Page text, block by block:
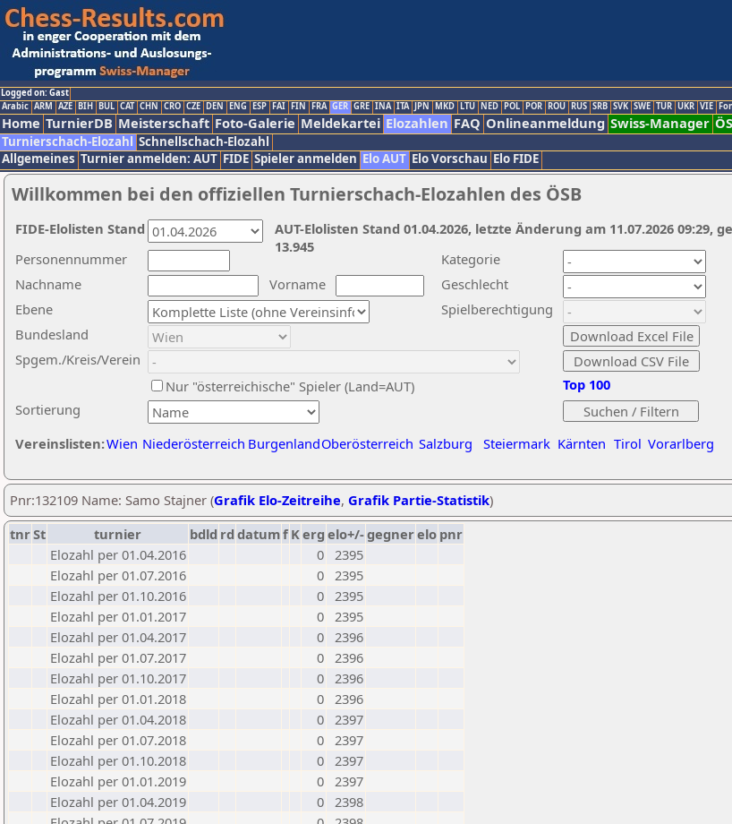
Logged on: Gast
Arabic ARM AZE BIH BUL CAT CHN CRO CZE DEN ENG ESP FAI FIN FRA GER GRE INA ITA JPN MKD LTU NED POL POR ROU RUS SRB SVK SWE TUR UKR VIE
Home TurnierDB Meisterschaft Foto-Galerie Meldekartei Elozahlen FAQ Onlineanmeldung Swiss-Manager
Turnierschach-Elozahl Schnellschach-Elozahl
Allgemeines Turnier anmelden: AUT FIDE Spieler anmelden Elo AUT Elo Vorschau Elo FIDE
Willkommen bei den offiziellen Turnierschach-Elozahlen des ÖSB
Nachname
Vorname
Ebene
Kategorie
Sortierung
Personennummer
Bundesland
Spgem./Kreis/Verein
Geschlecht
Nur "österreichische" Spieler (Land=AUT)
Spielberechtigung
Vereinslisten:Wien Niederösterreich BurgenlandOberösterreich Salzburg Steiermark Kärnten Tirol Vorarlberg
Top 100
AUT-Elolisten Stand 01.04.2026, letzte Änderung am 11.07.2026 09:29,
13.945
FIDE-Elolisten Stand
Pnr:132109 Name: Samo Stajner (Grafik Elo-Zeitreihe, Grafik Partie-Statistik)
tnrSt turnier bdld rd datumf Kerg elo+/-gegnerelo pnr
Elozahl per 01.04.2016
0 2395
Elozahl per 01.07.2016
0 2395
Elozahl per 01.10.2016
0 2395
Elozahl per 01.01.2017
0 2395
Elozahl per 01.04.2017
0 2396
Elozahl per 01.07.2017
0 2396
Elozahl per 01.10.2017
0 2396
Elozahl per 01.01.2018
0 2396
Elozahl per 01.04.2018
0 2397
Elozahl per 01.07.2018
0 2397
Elozahl per 01.10.2018
0 2397
Elozahl per 01.01.2019
0 2397
Elozahl per 01.04.2019
0 2398